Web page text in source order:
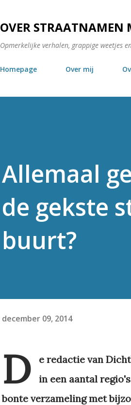
OVER STRAATNAMEN
Opmerkelijke verhalen, grappige weetjes
Homepage Over mij
Allemaal
de gekste
buurt?
december 09, 2014
D
e redactie van
in een aantal
bonte verzameling met